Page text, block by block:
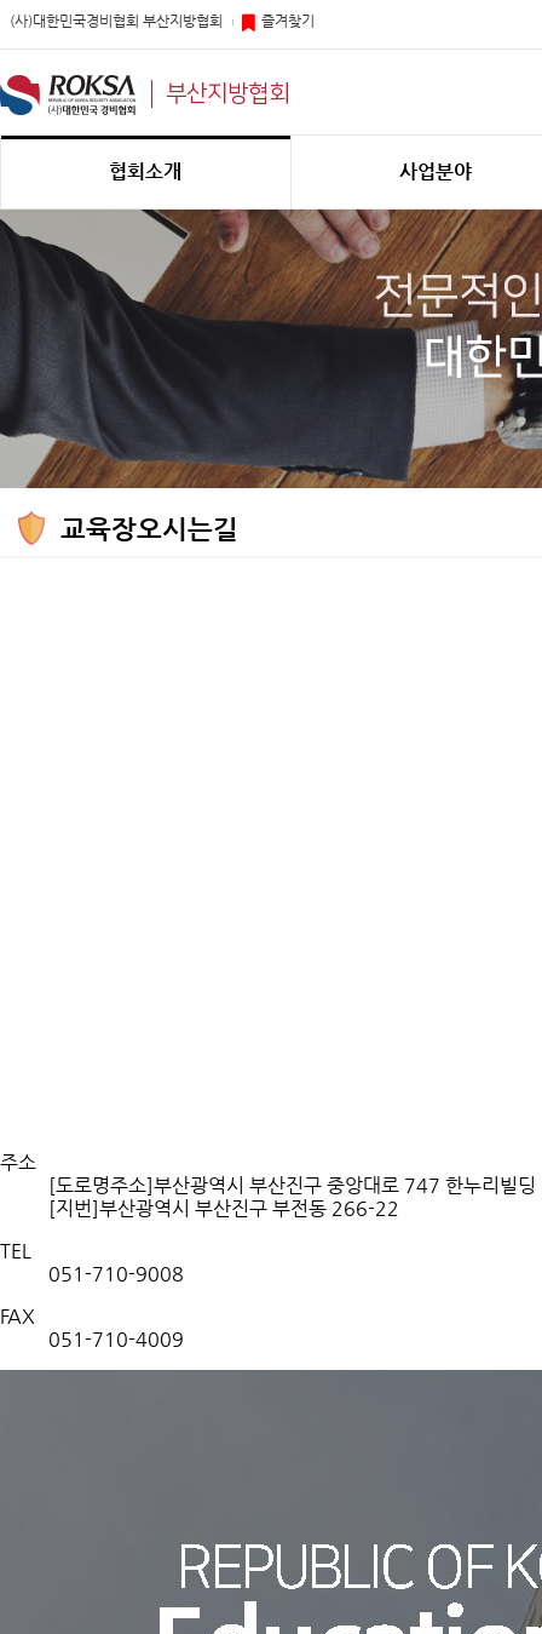
(사)대한민국경비협회 부산지방협회 즐겨찾기
부산지방협회
협회소개 사업분야
교육장오시는길
주소
[도로명주소]부산광역시 부산진구 중앙대로 747 한누리빌
[지번]부산광역시 부산진구 부전동 266-22
TEL
051-710-9008
FAX
051-710-4009